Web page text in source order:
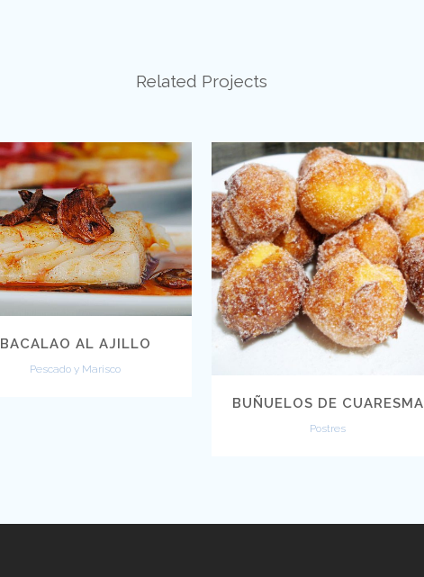
Related Projects
VIEW
BACALAO AL AJILLO
Pescado y Marisco
VIEW
BUÑUELOS DE CUARESMA
Postres